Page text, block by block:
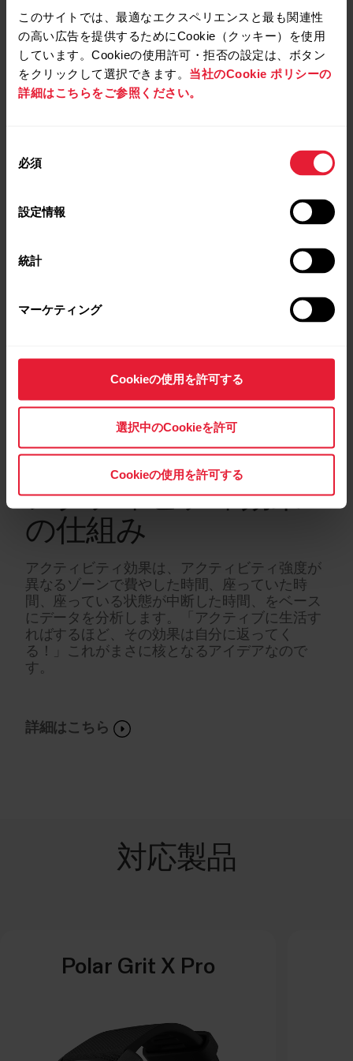
このサイトでは、最適なエクスペリエンスと最も関連性
の高い広告を提供するためにCookie（クッキー）を使用
しています。Cookieの使用許可・拒否の設定は、ボタン
をクリックして選択できます。 当社のCookie ポリシーの
詳細はこちらをご参照ください。
必須
設定情報
統計
マーケティング
Cookieの使用を許可する
選択中のCookieを許可
Cookieの使用を許可する
の健康状態への影響をまとめた研究内容をベー
スにしています。
アクティビティ効果
の仕組み
アクティビティ効果は、アクティビティ強度が
異なるゾーンで費やした時間、座っていた時
間、座っている状態が中断した時間、をベース
にデータを分析します。「アクティブに生活す
ればするほど、その効果は自分に返ってく
る！」これがまさに核となるアイデアなので
す。
詳細はこちら
対応製品
Polar Grit X Pro